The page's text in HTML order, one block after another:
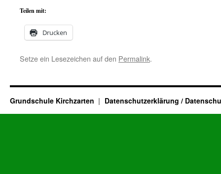
Teilen mit:
Drucken
Setze ein Lesezeichen auf den Permalink.
Grundschule Kirchzarten Datenschutzerklärung /